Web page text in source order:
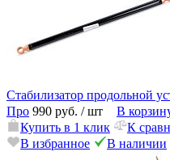
Стабилизатор продольной
Про 990 руб. / шт В
Купить в 1 клик
К
В избранное
В наличии